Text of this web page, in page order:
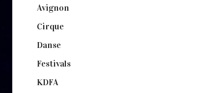
Avignon
Cirque(8)
Danse(30)
Festivals(6)
KDFA(3)